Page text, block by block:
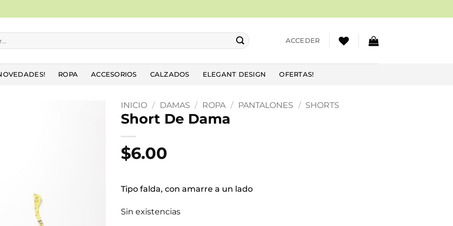
ACCEDER
ROPA ACCESORIOS CALZADOS ELEGANT DESIGN OFERTAS!
INICIO / DAMAS / ROPA / PANTALONES / SHORTS
Short De Dama
$6.00
Tipo falda, con amarre a un lado
Sin existencias